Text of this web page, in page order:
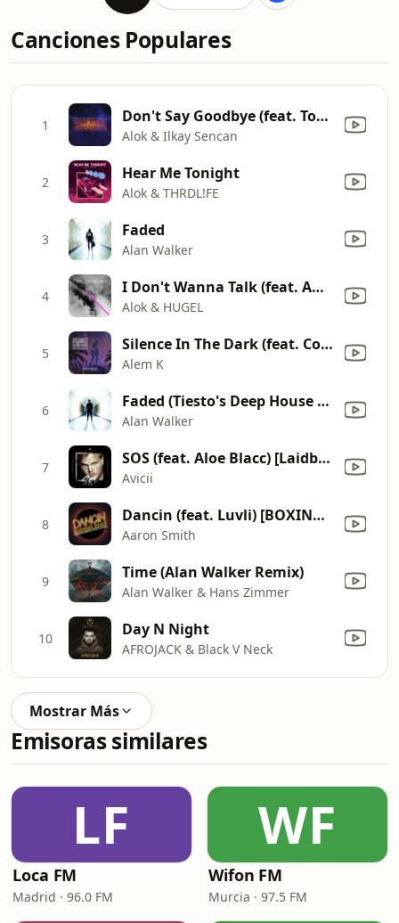
Canciones Populares
1 Don't Say Goodbye (feat. Tove Lo)
Alok & Ilkay Sencan
2 Hear Me Tonight
Alok & THRDL!FE
3 Faded
Alan Walker
4 I Don't Wanna Talk (feat. Amber Van Day)
Alok & HUGEL
5 Silence In The Dark (feat. Conan Mac)
Alem K
6 Faded (Tiesto's Deep House Remix)
Alan Walker
7 SOS (feat. Aloe Blacc) [Laidback Luke Tribute Remix / Radio Edit]
Avicii
8 Dancin (feat. Luvli) [BOXINBOX Remix]
Aaron Smith
9 Time (Alan Walker Remix)
Alan Walker & Hans Zimmer
10 Day N Night
AFROJACK & Black V Neck
Mostrar Más
Emisoras similares
LF
Loca FM
Madrid · 96.0 FM
WF
Wifon FM
Murcia · 97.5 FM